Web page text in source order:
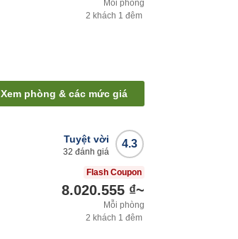
Mỗi phòng
2 khách 1 đêm
Xem phòng & các mức giá
4.3
Tuyệt vời
32 đánh giá
Flash Coupon
8.020.555 ₫~
Mỗi phòng
2 khách 1 đêm